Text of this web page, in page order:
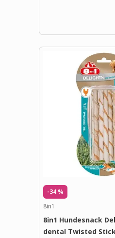
-34 %
8in1
8in1 Hundesnack
dental Twisted